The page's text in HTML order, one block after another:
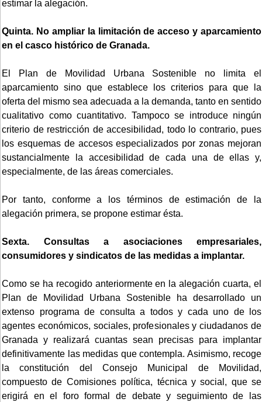
estimar la alegación.
Quinta. No ampliar la limitación de acceso y aparcamiento
en el casco histórico de Granada.
El Plan de Movilidad Urbana Sostenible no limita el
aparcamiento sino que establece los criterios para que la
oferta del mismo sea adecuada a la demanda, tanto en sentido
cualitativo como cuantitativo. Tampoco se introduce ningún
criterio de restricción de accesibilidad, todo lo contrario, pues
los esquemas de accesos especializados por zonas mejoran
sustancialmente la accesibilidad de cada una de ellas y,
especialmente, de las áreas comerciales.
Por tanto, conforme a los términos de estimación de la
alegación primera, se propone estimar ésta.
Sexta. Consultas a asociaciones empresariales,
consumidores y sindicatos de las medidas a implantar.
Como se ha recogido anteriormente en la alegación cuarta, el
Plan de Movilidad Urbana Sostenible ha desarrollado un
extenso programa de consulta a todos y cada uno de los
agentes económicos, sociales, profesionales y ciudadanos de
Granada y realizará cuantas sean precisas para implantar
definitivamente las medidas que contempla. Asimismo, recoge
la constitución del Consejo Municipal de Movilidad,
compuesto de Comisiones política, técnica y social, que se
erigirá en el foro formal de debate y seguimiento de las